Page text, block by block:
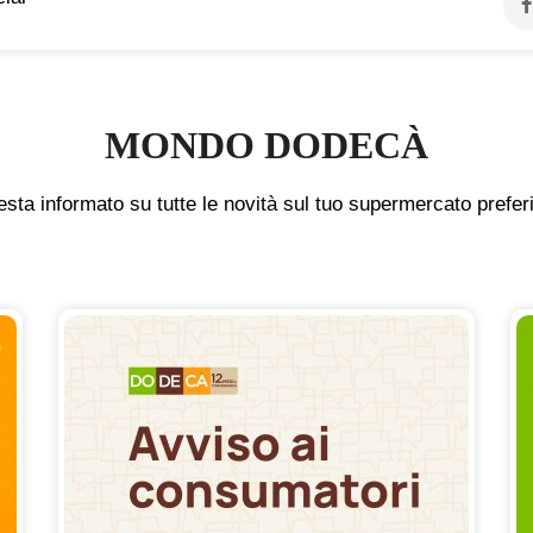
MONDO DODECÀ
informato su tutte le novità sul tuo supermercato